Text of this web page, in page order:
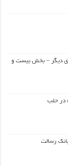
ای دیگر – بخش بیست و
در حلب
رسالت